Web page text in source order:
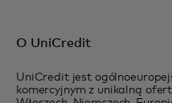
O UniCredit
UniCredit jest
komercyjnym z unikalną